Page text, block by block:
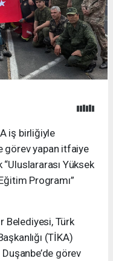
iş birliğiyle
görev yapan itfaiye
Yüksek
Programı”
Belediyesi, Türk
(TİKA)
Duşanbe’de görev